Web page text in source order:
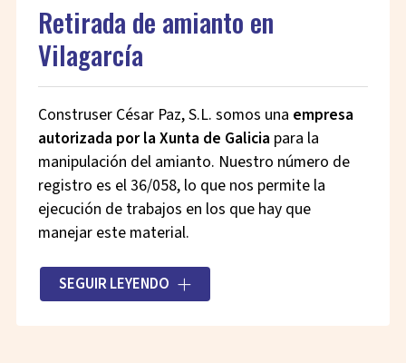
Retirada de amianto en
Vilagarcía
Construser César Paz, S.L. somos una empresa
autorizada por la Xunta de Galicia para la
manipulación del amianto. Nuestro número de
registro es el 36/058, lo que nos permite la
ejecución de trabajos en los que hay que
manejar este material.
El amianto es considerado desde 2002 un
material tóxico, por lo que, para su manipulación
SEGUIR LEYENDO